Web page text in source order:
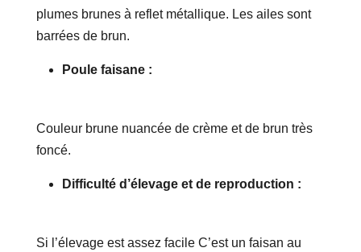
plumes brunes à reflet métallique. Les ailes sont
barrées de brun.
Poule faisane :
Couleur brune nuancée de crème et de brun très
foncé.
Difficulté d’élevage et de reproduction :
Si l’élevage est assez facile C’est un faisan au